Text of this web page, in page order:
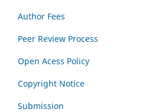
Author Fees
Peer Review Process
Open Acess Policy
Copyright Notice
Submission